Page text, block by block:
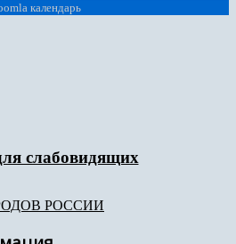
календарь
слабовидящих